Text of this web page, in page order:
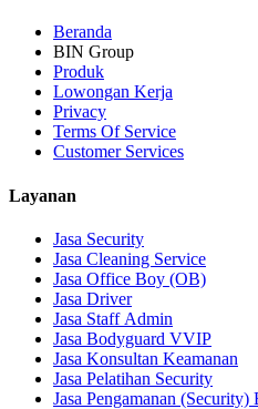
Beranda
BIN Group
Produk
Lowongan Kerja
Privacy
Terms Of Service
Customer Services
Layanan
Jasa Security
Jasa Cleaning Service
Jasa Office Boy (OB)
Jasa Driver
Jasa Staff Admin
Jasa Bodyguard VVIP
Jasa Konsultan Keamanan
Jasa Pelatihan Security
Jasa Pengamanan (Security)